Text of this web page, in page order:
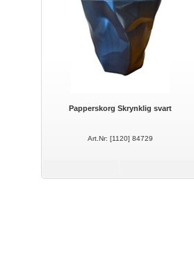
Papperskorg Skrynklig svart
Art.Nr: [1120] 84729